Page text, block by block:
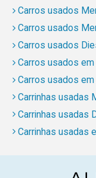
Carros usados
Carros usados
Carros usados
Carros usados em
Carros usados em
Carrinhas usadas
Carrinhas usadas
Carrinhas usadas